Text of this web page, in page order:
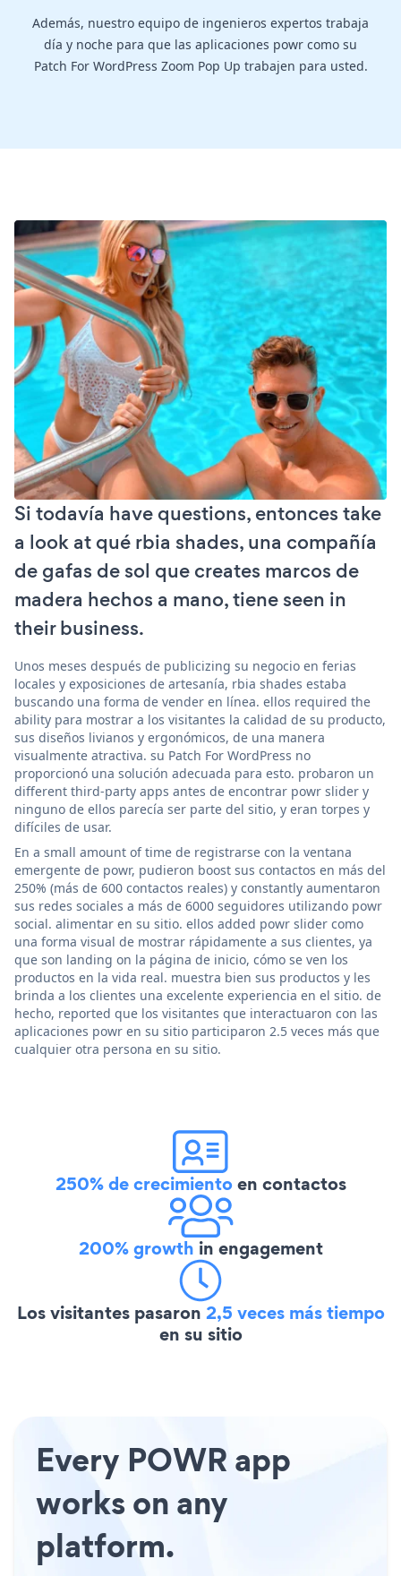
Además, nuestro equipo de ingenieros expertos trabaja
día y noche para que las aplicaciones powr como su
Patch For WordPress Zoom Pop Up trabajen para usted.
Si todavía have questions, entonces take
a look at qué rbia shades, una compañía
de gafas de sol que creates marcos de
madera hechos a mano, tiene seen in
their business.
Unos meses después de publicizing su negocio en ferias
locales y exposiciones de artesanía, rbia shades estaba
buscando una forma de vender en línea. ellos required the
ability para mostrar a los visitantes la calidad de su producto,
sus diseños livianos y ergonómicos, de una manera
visualmente atractiva. su Patch For WordPress no
proporcionó una solución adecuada para esto. probaron un
different third-party apps antes de encontrar powr slider y
ninguno de ellos parecía ser parte del sitio, y eran torpes y
difíciles de usar.
En a small amount of time de registrarse con la ventana
emergente de powr, pudieron boost sus contactos en más del
250% (más de 600 contactos reales) y constantly aumentaron
sus redes sociales a más de 6000 seguidores utilizando powr
social. alimentar en su sitio. ellos added powr slider como
una forma visual de mostrar rápidamente a sus clientes, ya
que son landing on la página de inicio, cómo se ven los
productos en la vida real. muestra bien sus productos y les
brinda a los clientes una excelente experiencia en el sitio. de
hecho, reported que los visitantes que interactuaron con las
aplicaciones powr en su sitio participaron 2.5 veces más que
cualquier otra persona en su sitio.
250% de crecimientoen contactos
200% growth in engagement
Los visitantes pasaron 2,5 veces más tiempo
en su sitio
Every POWR app
works on any
platform.